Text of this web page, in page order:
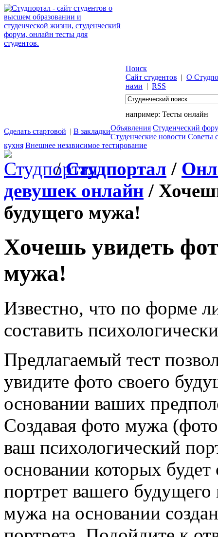
Поиск
Сайт студентов | О
нами | RSS
например: Тесты онлайн
Сделать стартовой | В закладкиОбъявления Студенческий
Студенческие новости Советы
кухня Внешнее независимое тестирование
/Студпортал /
девушек онлайн /
будущего мужа!
Хочешь увидеть
мужа!
Известно, что по форме
составить
Предлагаемый тест
увидите фото своего
основании ваших
Создавая фото мужа
ваш психологический
основании которых
портрет вашего
мужа на основании